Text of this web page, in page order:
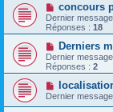
concours
Dernier
Réponses : 18
Derniers
Dernier
Réponses : 2
Dernier